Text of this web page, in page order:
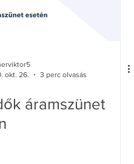
okt. 26.
3 perc olvasás
áramszünet